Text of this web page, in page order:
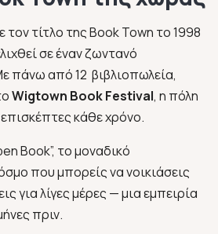
τίτλο της Book Town το 1998
σε έναν ζωντανό
πάνω από 12 βιβλιοπωλεία,
Wigtown Book Festival, η πόλη
κάθε χρόνο.
Book”, το μοναδικό
που μπορείς να νοικιάσεις
για λίγες μέρες — μια εμπειρία
πριν.